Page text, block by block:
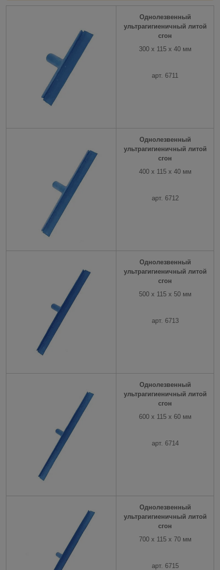
Однолезвенный
ультрагигиеничный литой
сгон
300 x 115 x 40 мм
арт. 6711
Однолезвенный
ультрагигиеничный литой
сгон
400 x 115 x 40 мм
арт. 6712
Однолезвенный
ультрагигиеничный литой
сгон
500 x 115 x 50 мм
арт. 6713
Однолезвенный
ультрагигиеничный литой
сгон
600 x 115 x 60 мм
арт. 6714
Однолезвенный
ультрагигиеничный литой
сгон
700 x 115 x 70 мм
арт. 6715